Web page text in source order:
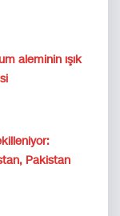
aleminin ışık
Pakistan